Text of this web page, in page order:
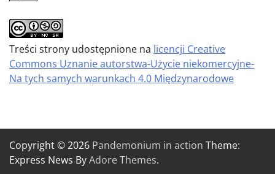
Treści strony udostępnione na licencji Creative
Commons Uznanie autorstwa-Użycie niekomercyjne-
Na tych samych warunkach 4.0 Międzynarodowe
Copyright © 2026 Pandemonium in action Theme:
Express News ByAdore Themes.